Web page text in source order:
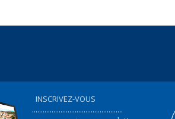
INSCRIVEZ-VOUS
...................................................